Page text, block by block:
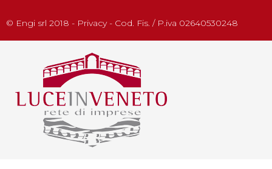
© Engi srl 2018 - Privacy - Cod. Fis. / P.iva 02640530248